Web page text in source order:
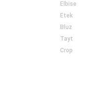
Elbise
Etek
Bluz
Tayt
Crop